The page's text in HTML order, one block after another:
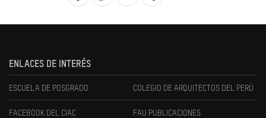
ENLACES DE INTERÉS
ESCUELA DE POSGRADO COLEGIO DE ARQUITECTOS DEL PERÚ
FACEBOOK DEL CIAC FAU PUBLICACIONES